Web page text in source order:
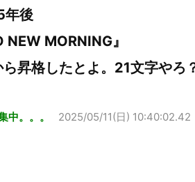
年後
NEW MORNING』
ら昇格したとよ。21文字やろ
中。。。 2025/05/11(日) 10:40:02.42